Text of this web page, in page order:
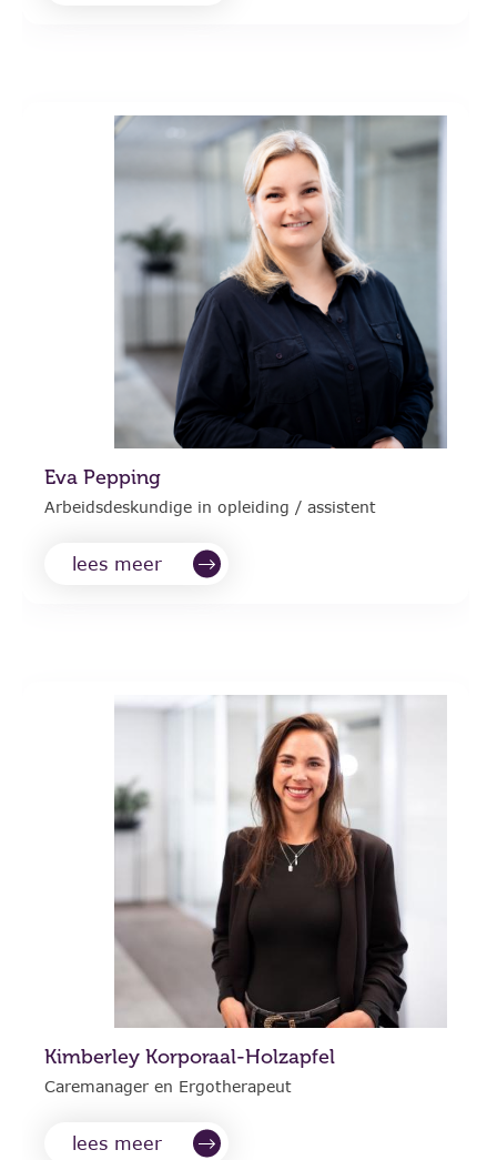
Eva Pepping
Arbeidsdeskundige in opleiding / assistent
lees meer
Kimberley Korporaal-Holzapfel
Caremanager en Ergotherapeut
lees meer